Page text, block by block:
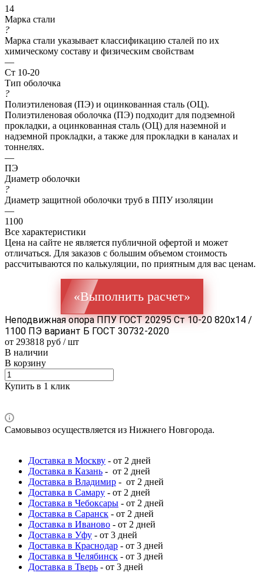
14
Марка стали
?
Марка стали указывает классификацию сталей по их
химическому составу и физическим свойствам
—
Ст 10-20
Тип оболочка
?
Полиэтиленовая (ПЭ) и оцинкованная сталь (ОЦ).
Полиэтиленовая оболочка (ПЭ) подходит для подземной
прокладки, а оцинкованная сталь (ОЦ) для наземной и
надземной прокладки, а также для прокладки в каналах и
тоннелях.
—
ПЭ
Диаметр оболочки
?
Диаметр защитной оболочки труб в ППУ изоляции
—
1100
Все характеристики
Цена на сайте не является публичной офертой и может
отличаться. Для заказов с большим объемом стоимость
рассчитываются по калькуляции, по приятным для вас ценам.
«Выполнить расчет»
Неподвижная опора ППУ ГОСТ 20295 Ст 10-20 820x14 /
1100 ПЭ вариант Б ГОСТ 30732-2020
от 293818 руб / шт
В наличии
В корзину
Купить в 1 клик
Самовывоз осуществляется из Нижнего Новгорода.
Доставка в Москву - от 2 дней
Доставка в Казань - от 2 дней
Доставка в Владимир - от 2 дней
Доставка в Самару - от 2 дней
Доставка в Чебоксары - от 2 дней
Доставка в Саранск - от 2 дней
Доставка в Иваново - от 2 дней
Доставка в Уфу - от 3 дней
Доставка в Краснодар - от 3 дней
Доставка в Челябинск - от 3 дней
Доставка в Тверь - от 3 дней